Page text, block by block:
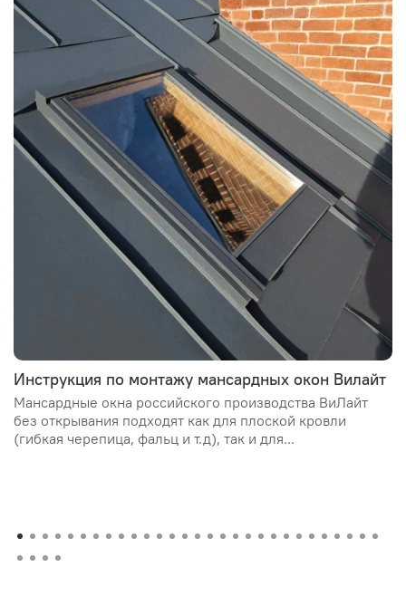
Инструкция по монтажу мансардных окон Вилайт
Мансардные окна российского производства ВиЛайт
без открывания подходят как для плоской кровли
(гибкая черепица, фальц и т.д), так и для...